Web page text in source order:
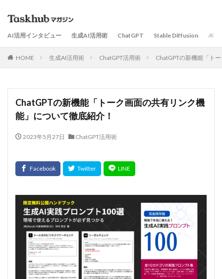
AI活用インタビュー 生成AI活用術 ChatGPT Stable Diffusion AIサ
HOME 生成AI活用術 ChatGPT活用術 ChatGPTの新機能「ト
ChatGPTの新機能「トーク画面の共有リンク機
能」について徹底紹介！
2023年5月27日 ChatGPT活用術